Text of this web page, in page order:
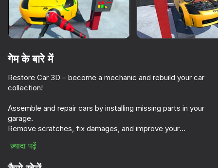
शुरू करें
प्ले
72
गेम के बारे में
Restore Car 3D – become a mechanic and rebuild your car
collection!
Assemble and repair cars by installing missing parts in your
garage.
Remove scratches, fix damages, and improve your
Once repaired, hit the city streets to drift and test your
ज़्यादा पढ़ें